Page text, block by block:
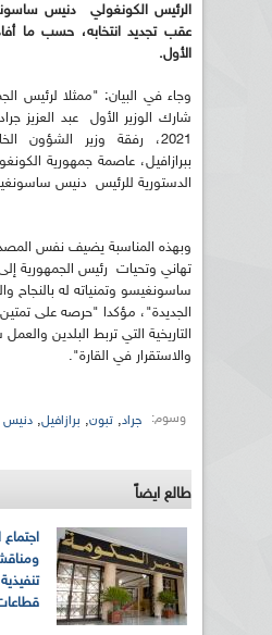
الرئيس الكونغولي دنيس
عقب تجديد انتخابه، حسب ما
الأول.
وجاء في البيان: "ممثلا لرئيس
2021، رفقة وزير الشؤون
ببرازافيل، عاصمة جمهورية
الدستورية للرئيس دنيس
وبهذه المناسبة يضيف نفس
تهاني وتحيات رئيس الجمهورية
ساسونغيسو وتمنياته له بالنجاح
الجديدة"، مؤكدا "حرصه على
التاريخية التي تربط البلدين
والاستقرار في القارة".
وسوم: جراد, تبون, برازافيل, دنيس
طالع ايضاً